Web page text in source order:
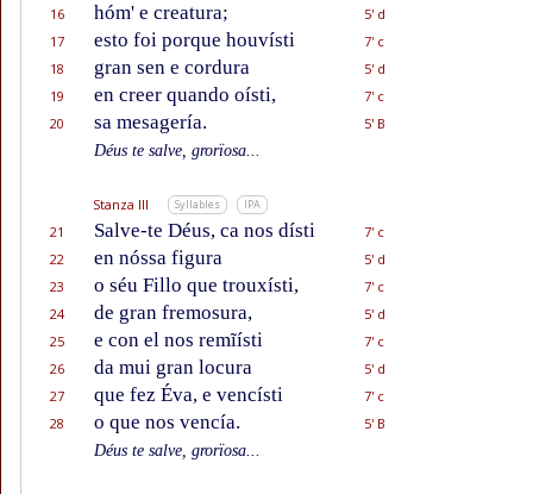
16
hóm' e creatura;
5' d
17
esto foi porque houvísti
7' c
18
gran sen e cordura
5' d
19
en creer quando oísti,
7' c
20
sa mesagería.
5' B
Déus te salve, grorïosa...
Stanza III Syllables IPA
21 Salve-te Déus, ca nos dísti
7' c
22
en nóssa figura
5' d
23
o séu Fillo que trouxísti,
7' c
24
de gran fremosura,
5' d
25
e con el nos remĩísti
7' c
26
da mui gran locura
5' d
27
que fez Éva, e vencísti
7' c
28
o que nos vencía.
5' B
Déus te salve, grorïosa...